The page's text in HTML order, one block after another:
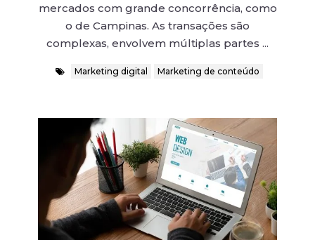
mercados com grande concorrência, como
o de Campinas. As transações são
complexas, envolvem múltiplas partes ...
Marketing digital Marketing de conteúdo